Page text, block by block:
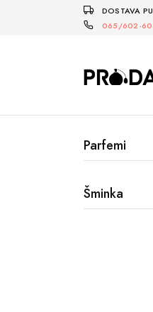
DOSTAVA
065/602-
Parfemi
Šminka